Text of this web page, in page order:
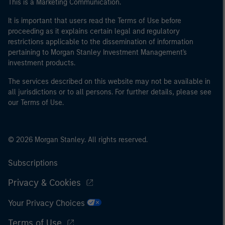
This is a Marketing Communication.
It is important that users read the Terms of Use before
proceeding as it explains certain legal and regulatory
restrictions applicable to the dissemination of information
pertaining to Morgan Stanley Investment Management's
investment products.
The services described on this website may not be available in
all jurisdictions or to all persons. For further details, please see
our Terms of Use.
© 2026 Morgan Stanley. All rights reserved.
Subscriptions
Privacy & Cookies
Your Privacy Choices